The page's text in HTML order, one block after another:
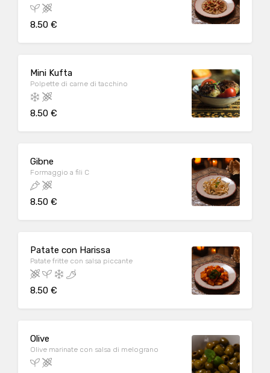
8.50 €
Mini Kufta
Polpette di carne di tacchino
8.50 €
Gibne
Formaggio a fili C
8.50 €
Patate con Harissa
Patate fritte con salsa piccante
8.50 €
Olive
Olive marinate con salsa di melograno